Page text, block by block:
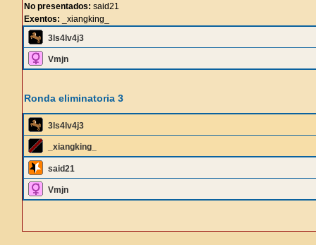
No presentados: said21
Exentos: _xiangking_
3ls4lv4j3
Vmjn
Ronda eliminatoria 3
3ls4lv4j3
_xiangking_
said21
Vmjn